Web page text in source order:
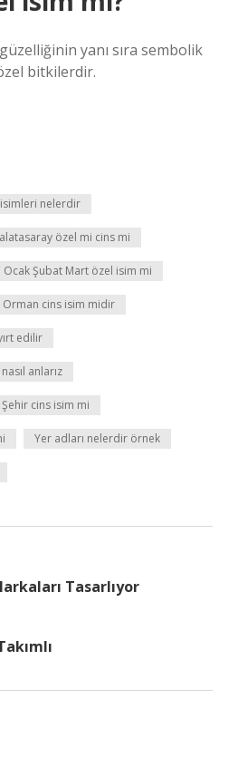
yanı sıra sembolik
bitkilerdir.
nelerdir
özel mi cins mi
Ocak Şubat Mart özel isim mi
Orman cins isim midir
edilir
anlarız
Şehir cins isim mi
Yer adları nelerdir örnek
Tasarlıyor